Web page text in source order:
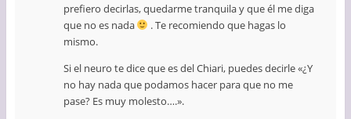
prefiero decirlas, quedarme tranquila y que él me diga
que no es nada
. Te recomiendo que hagas lo
mismo.
Si el neuro te dice que es del Chiari, puedes decirle «¿Y
no hay nada que podamos hacer para que no me
pase? Es muy molesto….».